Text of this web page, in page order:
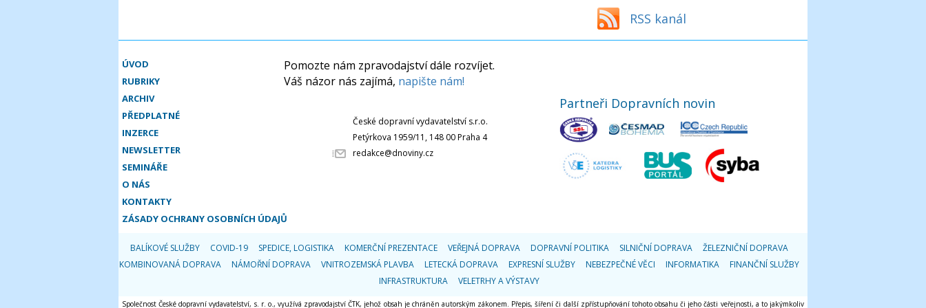
RSS kanál
ÚVOD
RUBRIKY
ARCHIV
PŘEDPLATNÉ
INZERCE
NEWSLETTER
SEMINÁŘE
O NÁS
KONTAKTY
ZÁSADY OCHRANY OSOBNÍCH ÚDAJŮ
Pomozte nám zpravodajství dále rozvíjet.
Váš názor nás zajímá, napište nám!
České dopravní vydavatelství s.r.o.
Petýrkova 1959/11, 148 00 Praha 4
redakce@dnoviny.cz
Partneři Dopravních novin
BALÍKOVÉ SLUŽBY COVID-19 SPEDICE, LOGISTIKA KOMERČNÍ PREZENTACE VEŘEJNÁ DOPRAVA DOPRAVNÍ POLITIKA SILNIČNÍ DOPRAVA
ŽELEZNIČNÍ DOPRAVA
KOMBINOVANÁ DOPRAVA
NÁMOŘNÍ DOPRAVA VNITROZEMSKÁ PLAVBA LETECKÁ DOPRAVA EXPRESNÍ SLUŽBY NEBEZPEČNÉ VĚCI INFORMATIKA
FINANČNÍ SLUŽBY
INFRASTRUKTURA
VELETRHY A VÝSTAVY
Společnost České dopravní vydavatelství, s. r. o., využívá zpravodajství ČTK, jehož obsah je chráněn autorským zákonem. Přepis, šíření či další zpřístupňování tohoto obsahu či jeho části veřejnosti, a to jakýmkoliv